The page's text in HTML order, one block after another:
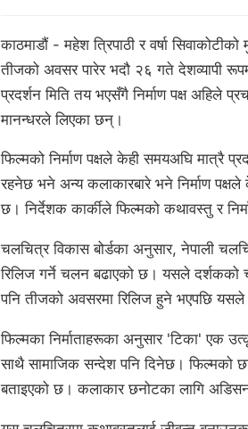
काठमाडौं - महेश त्रिपाठी र वर्षा
तीजको अवसर पारेर भदौ २६ गते देशव्यापी
प्रदर्शन मिति तय भएसँगै निर्माण पक्ष अहिले
मानन्धरले लिएका छन्।
फिल्मको निर्माण पक्षले केही समयअघि मात्रै
रहनेछ भने अन्य कलाकारबारे भने निर्माण
छ। निर्देशक कार्कीले फिल्मको कथावस्तु र
चलचित्र विकास बोर्डका अनुसार, नेपाली
रिलिज गर्ने चलन बढाएको छ। यसले दर्शकको
पनि तीजको अवसरमा रिलिज हुने भएपछि यसले
फिल्मका निर्माताहरूका अनुसार 'टिका' एक
साथै सामाजिक सन्देश पनि दिनेछ। फिल्मको
बताइएको छ। कलाकार छनोटका लागि